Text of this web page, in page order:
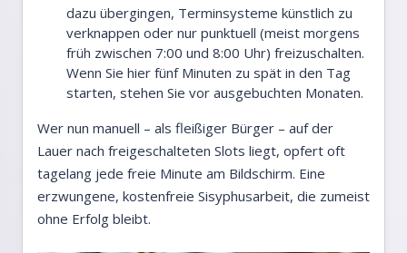
dazu übergingen, Terminsysteme künstlich zu
verknappen oder nur punktuell (meist morgens
früh zwischen 7:00 und 8:00 Uhr) freizuschalten.
Wenn Sie hier fünf Minuten zu spät in den Tag
starten, stehen Sie vor ausgebuchten Monaten.
Wer nun manuell – als fleißiger Bürger – auf der
Lauer nach freigeschalteten Slots liegt, opfert oft
tagelang jede freie Minute am Bildschirm. Eine
erzwungene, kostenfreie Sisyphusarbeit, die zumeist
ohne Erfolg bleibt.